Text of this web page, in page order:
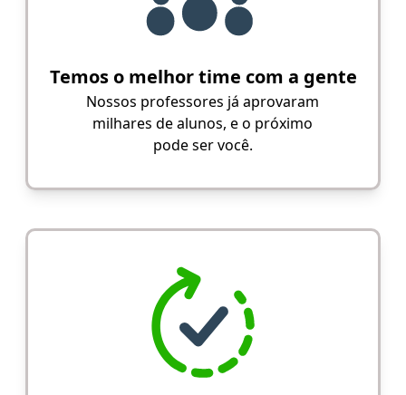
Temos o melhor time com a gente
Nossos professores já aprovaram
milhares de alunos, e o próximo
pode ser você.